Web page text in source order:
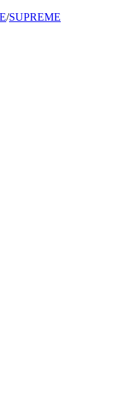
/SUPREME